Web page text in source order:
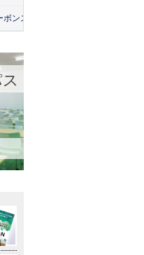
ンスクール」出前授業を実施